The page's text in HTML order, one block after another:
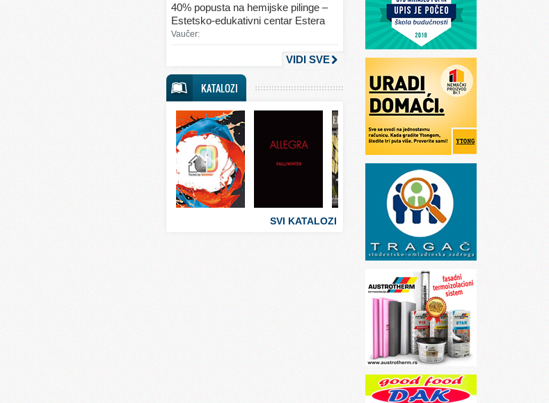
Svet mode
Svet sporta
Svet tehnike
Svet ugostiteljstva
Svet zabave i umetnosti
Svet zanimljivosti
Svet zdravlja
40% popusta na hemijske pilinge –
Estetsko-edukativni centar Estera
Vaučer:
VIDI SVE
KATALOZI
SVI KATALOZI